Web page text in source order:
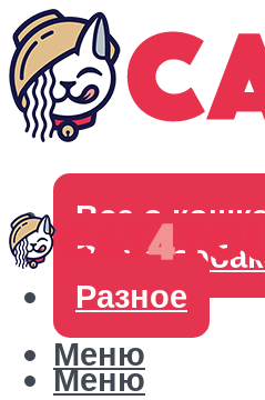
Все о
Все о
Разное
Меню
Меню